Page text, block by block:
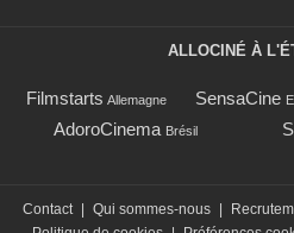
ALLOCINÉ À
Filmstarts Allemagne SensaCine
AdoroCinema Brésil
Contact | Qui sommes-nous |